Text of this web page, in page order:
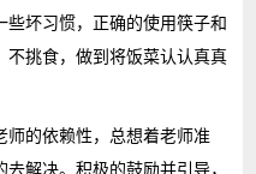
坏习惯，正确的使用筷子和
不挑食，做到将饭菜认认真真
师的依赖性，总想着老师准
解决。积极的鼓励并引导，